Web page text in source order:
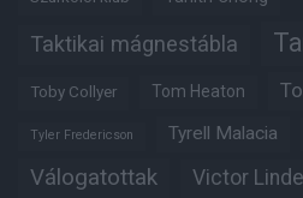
Taktikai mágnestábla
Toby Collyer Tom Heaton
Tyler Fredericson Tyrell Malacia
Válogatottak Victor